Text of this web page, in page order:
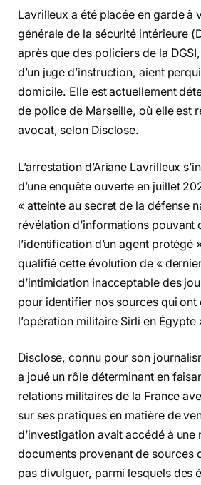
Lavrilleux a été placée en garde à
générale de la sécurité intérieure
après que des policiers de la
d’un juge d’instruction, aient
domicile. Elle est actuellement
de police de Marseille, où elle est
avocat, selon Disclose.
L’arrestation d’Ariane Lavrilleux
d’une enquête ouverte en juillet
« atteinte au secret de la défense
révélation d’informations pouvant
l’identification d’un agent protégé
qualifié cette évolution de «
d’intimidation inacceptable des
pour identifier nos sources qui
l’opération militaire Sirli en Égypte
Disclose, connu pour son
a joué un rôle déterminant en
relations militaires de la France
sur ses pratiques en matière de
d’investigation avait accédé à une
documents provenant de sources
pas divulguer, parmi lesquels des